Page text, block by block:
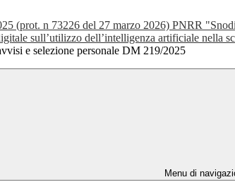
(prot. n 73226 del 27 marzo 2026) PNRR
sull’utilizzo dell’intelligenza artificiale nella
e selezione personale DM 219/2025
Menu di